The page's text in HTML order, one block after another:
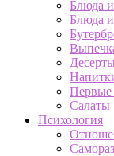
Блюда
Блюда
Первые
Салаты
Психология